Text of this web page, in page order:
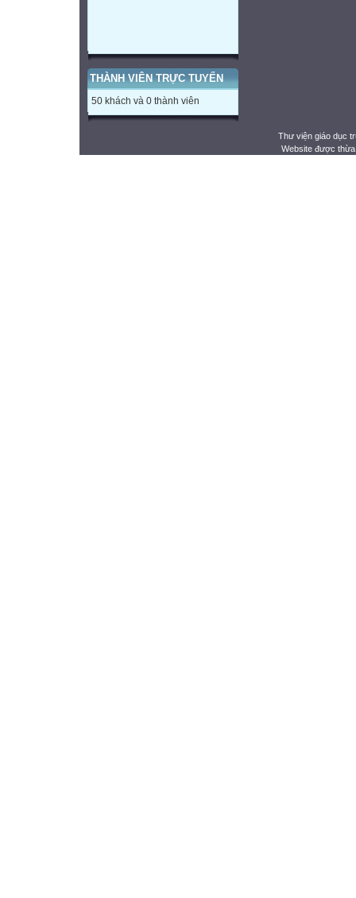
THÀNH VIÊN TRỰC TUYẾN
50 khách và 0 thành viên
Thư viện giáo dục
Website được